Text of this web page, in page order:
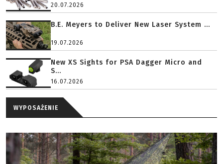
20.07.2026
B.E. Meyers to Deliver New Laser System ...
19.07.2026
New XS Sights for PSA Dagger Micro and
S...
16.07.2026
WYPOSAŻENIE